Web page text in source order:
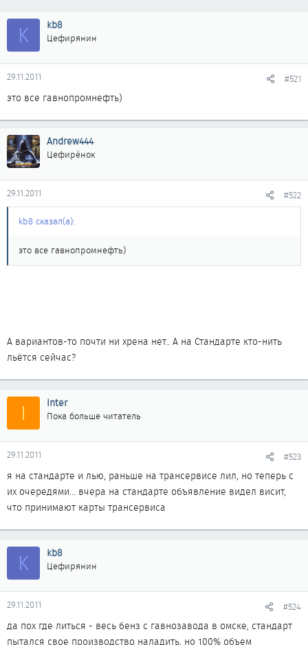
K kb8
Цефирянин
29.11.2011 #521
это все гавнопромнефть)
Andrew444
Цефирёнок
29.11.2011 #522
kb8 сказал(а):
это все гавнопромнефть)
А вариантов-то почти ни хрена нет.. А на Стандарте кто-нить
льётся сейчас?
I Inter
Пока больше читатель
29.11.2011 #523
я на стандарте и лью, раньше на трансервисе лил, но теперь с
их очередями... вчера на стандарте объявление видел висит,
что принимают карты трансервиса
K kb8
Цефирянин
29.11.2011 #524
да пох где литься - весь бенз с гавнозавода в омске, стандарт
пытался свое производство наладить, но 100% объем